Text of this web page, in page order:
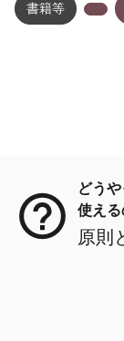
書籍等
どう
使える
原則